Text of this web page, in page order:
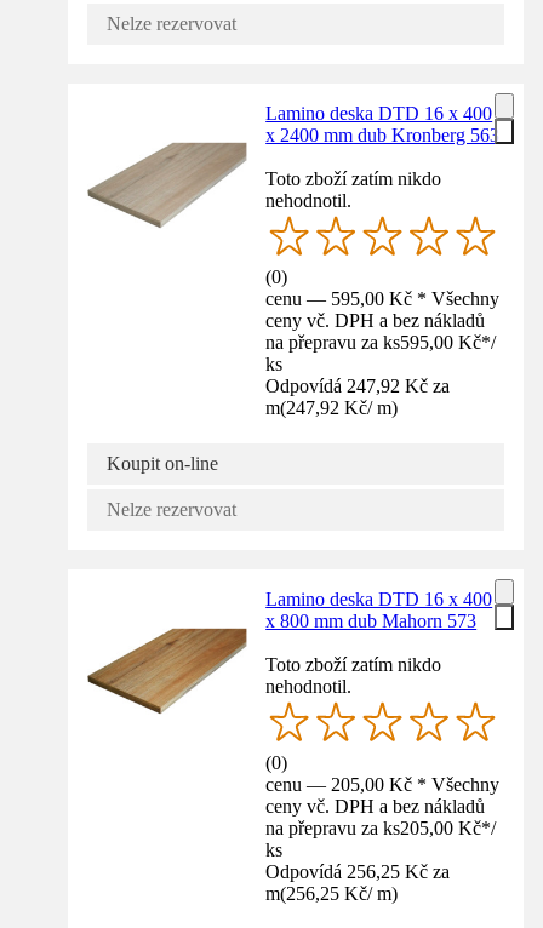
Nelze rezervovat
Lamino deska DTD 16 x 400
x 2400 mm dub Kronberg 563
Toto zboží zatím nikdo
nehodnotil.
(0)
cenu — 595,00 Kč * Všechny
ceny vč. DPH a bez nákladů
na přepravu za ks595,00 Kč*/
ks
Odpovídá 247,92 Kč za
m(247,92 Kč/ m)
Koupit on-line
Nelze rezervovat
Lamino deska DTD 16 x 400
x 800 mm dub Mahorn 573
Toto zboží zatím nikdo
nehodnotil.
(0)
cenu — 205,00 Kč * Všechny
ceny vč. DPH a bez nákladů
na přepravu za ks205,00 Kč*/
ks
Odpovídá 256,25 Kč za
m(256,25 Kč/ m)